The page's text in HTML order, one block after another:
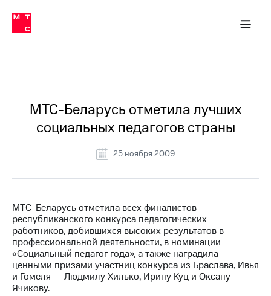
Медиа-центр
и акционерам
Устойчивое развитие
Комплаенс и деловая этика
компании
Карьера
История
компании
Руководство
Контакты
Медиа-центр
Пресс-
релизы
в МТС
Пресс-
релизы
о технологиях
МТС-Беларусь отметила лучших
социальных педагогов страны
25 ноября 2009
МТС-Беларусь отметила всех финалистов
республиканского конкурса педагогических
работников, добившихся высоких результатов в
профессиональной деятельности, в номинации
«Социальный педагог года», а также наградила
ценными призами участниц конкурса из Браслава, Ивья
и Гомеля — Людмилу Хилько, Ирину Куц и Оксану
Ячикову.